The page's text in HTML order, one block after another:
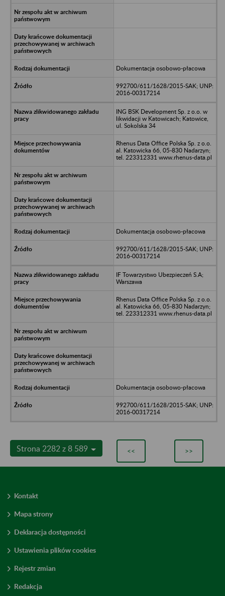
Dokumentacja osobowo-płacowa
992700/611/1628/2015-SAK; UNP:
2016-00317214
ING BSK Development Sp. z o.o. w
likwidacji w Katowicach; Katowice,
ul. Sokolska 34
Rhenus Data Office Polska Sp. z o.o.
al. Katowicka 66, 05-830 Nadarzyn;
tel. 223312331 www.rhenus-data.pl
Dokumentacja osobowo-płacowa
992700/611/1628/2015-SAK; UNP:
2016-00317214
IF Towarzystwo Ubezpieczeń S.A;
Warszawa
Rhenus Data Office Polska Sp. z o.o.
al. Katowicka 66, 05-830 Nadarzyn;
tel. 223312331 www.rhenus-data.pl
Dokumentacja osobowo-płacowa
992700/611/1628/2015-SAK; UNP:
2016-00317214
Strona 2282 z 8 589 << >>
Kontakt
Mapa strony
Deklaracja dostępności
Ustawienia plików cookies
Rejestr zmian
Redakcja